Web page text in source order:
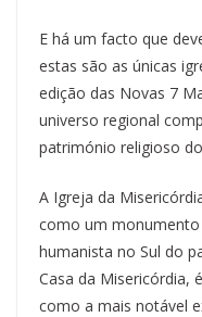
E há um facto que
estas são as únicas
edição das Novas 7
universo regional
património religioso
A Igreja da
como um
humanista no Sul do
Casa da Misericórdia,
como a mais notável